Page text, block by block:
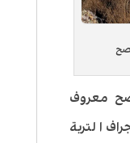
معروف
التربة